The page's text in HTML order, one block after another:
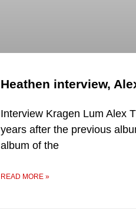
Heathen interview,
Interview Kragen Lum Alex
years after the previous
album of the
READ MORE »